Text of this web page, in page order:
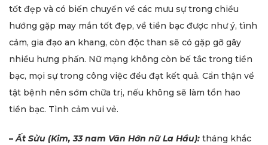
tốt đẹp và có biến chuyển về các mưu sự trong chiều
hướng gặp may mắn tốt đẹp, về tiền bạc được như ý, tình
cảm, gia đạo an khang, còn độc than sẽ có gặp gỡ gây
nhiều hưng phấn. Nữ mạng không còn bế tắc trong tiền
bạc, mọi sự trong công việc đều đạt kết quả. Cẩn thận về
tật bệnh nên sớm chữa trị, nếu không sẽ làm tổn hao
tiền bạc. Tình cảm vui vẻ.
–Ất Sửu (Kim, 33 nam Vân Hớn nữ La Hầu): tháng khắc